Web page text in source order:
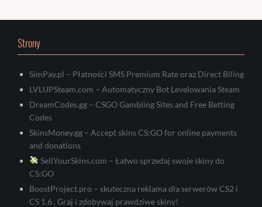
Strony
SimPay.pl – Płatności SMS Premium Rate oraz Direct Biling
LVLUPSteam.com – Automatyczny Bot Levelowania Steam
DreamCodes.gg – CSGO Gambling Sites and Free Betting
Codes
SkinsMoney.gg – Accept skins CS:GO for online payments
and donations
SellYourSkins.com – Łatwo sprzedaj swoje skiny do
CS:GO
BoostProject.pro – skuteczna reklama dla serwerów CS2 i
CS 1.6 . Graj i zdobywaj prawdziwe skiny!